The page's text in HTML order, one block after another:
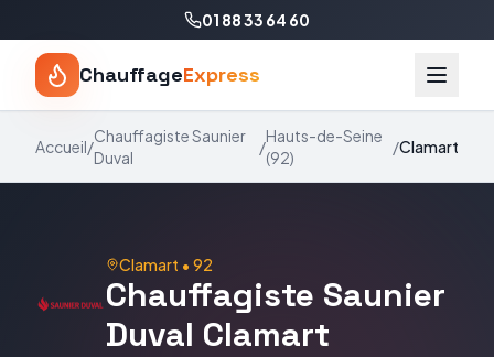
01 88 33 64 60
ChauffageExpress
Accueil/
ChauffagisteSaunier
Duval
/
Hauts-de-Seine
(92)
/Clamart
Clamart • 92
Chauffagiste Saunier
Duval Clamart